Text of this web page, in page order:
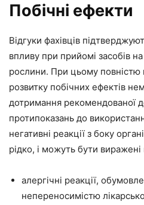
Побічні ефекти
Відгуки фахівців
впливу при прийомі засобів на
рослини. При цьому повністю
розвитку побічних ефектів
дотримання рекомендованої
протипоказань до
негативні реакції з боку
рідко, і можуть бути
алергічні реакції,
непереносимістю